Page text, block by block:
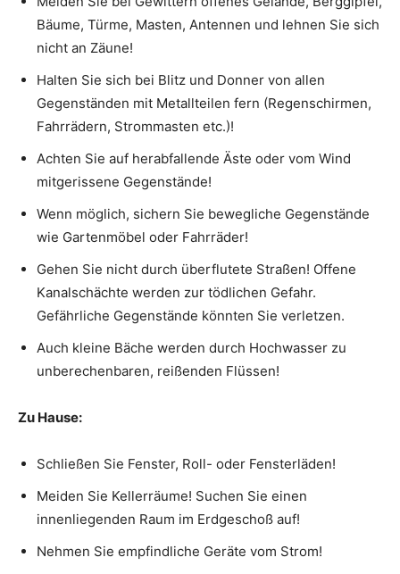
Bäume, Türme, Masten, Antennen und lehnen Sie sich
nicht an Zäune!
Halten Sie sich bei Blitz und Donner von allen
Gegenständen mit Metallteilen fern (Regenschirmen,
Fahrrädern, Strommasten etc.)!
Achten Sie auf herabfallende Äste oder vom Wind
mitgerissene Gegenstände!
Wenn möglich, sichern Sie bewegliche Gegenstände
wie Gartenmöbel oder Fahrräder!
Gehen Sie nicht durch überflutete Straßen! Offene
Kanalschächte werden zur tödlichen Gefahr.
Gefährliche Gegenstände könnten Sie verletzen.
Auch kleine Bäche werden durch Hochwasser zu
unberechenbaren, reißenden Flüssen!
Zu Hause:
Schließen Sie Fenster, Roll- oder Fensterläden!
Meiden Sie Kellerräume! Suchen Sie einen
innenliegenden Raum im Erdgeschoß auf!
Nehmen Sie empfindliche Geräte vom Strom!